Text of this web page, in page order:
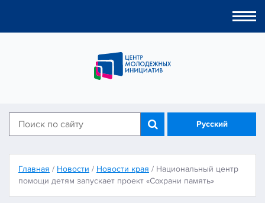
Русский
Главная / Новости / Новости края / Национальный центр
помощи детям запускает проект «Сохрани память»